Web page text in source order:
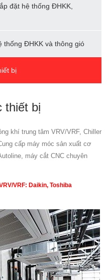
đặt hệ thống ĐHKK,
thống ĐHKK và thông gió
bị
thiết bị
khí trung tâm VRV/VRF, Chiller
cấp máy móc sản xuất cơ
máy cắt CNC chuyên
VRF: Daikin, Toshiba